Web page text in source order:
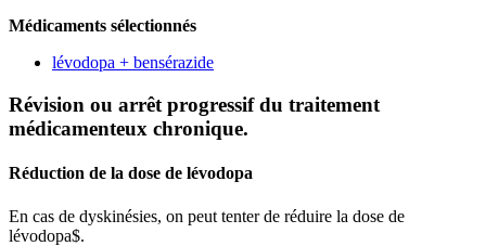
Médicaments sélectionnés
lévodopa + bensérazide
Révision ou arrêt progressif du traitement
médicamenteux chronique.
Réduction de la dose de lévodopa
En cas de dyskinésies, on peut tenter de réduire la dose de
lévodopa$​​​.